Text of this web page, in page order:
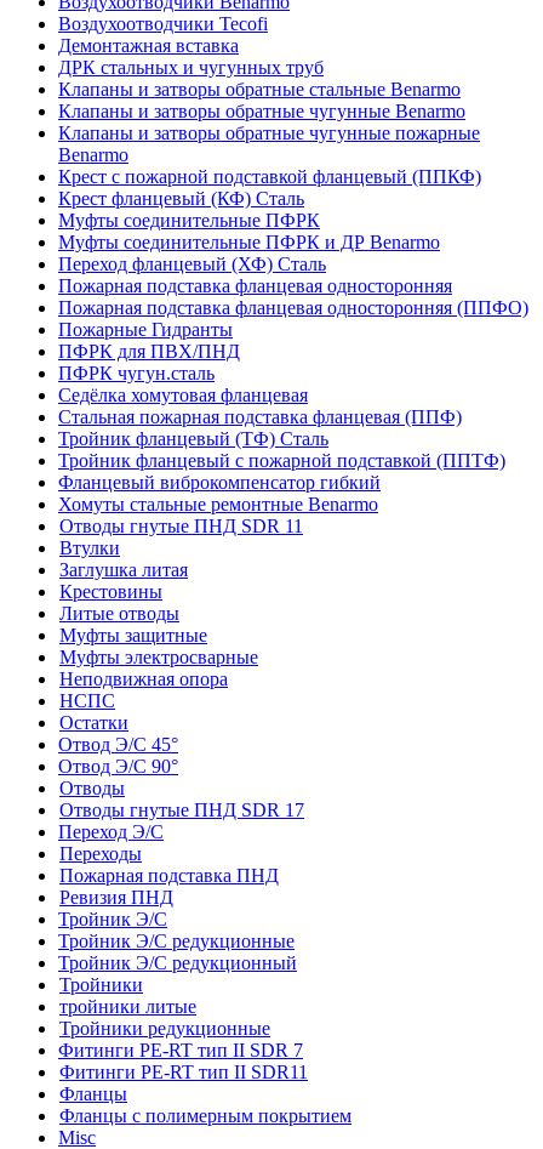
Воздухоотводчики Tecofi
Демонтажная вставка
ДРК стальных и чугунных труб
Клапаны и затворы обратные стальные Benarmo
Клапаны и затворы обратные чугунные Benarmo
Клапаны и затворы обратные чугунные пожарные
Benarmo
Крест с пожарной подставкой фланцевый (ППКФ)
Крест фланцевый (КФ) Сталь
Муфты соединительные ПФРК
Муфты соединительные ПФРК и ДР Benarmo
Переход фланцевый (ХФ) Сталь
Пожарная подставка фланцевая односторонняя
Пожарная подставка фланцевая односторонняя (ППФО)
Пожарные Гидранты
ПФРК для ПВХ/ПНД
ПФРК чугун.сталь
Седёлка хомутовая фланцевая
Стальная пожарная подставка фланцевая (ППФ)
Тройник фланцевый (ТФ) Сталь
Тройник фланцевый с пожарной подставкой (ППТФ)
Фланцевый виброкомпенсатор гибкий
Хомуты стальные ремонтные Benarmo
Отводы гнутые ПНД SDR 11
Втулки
Заглушка литая
Крестовины
Литые отводы
Муфты защитные
Муфты электросварные
Неподвижная опора
НСПС
Остатки
Отвод Э/С 45°
Отвод Э/С 90°
Отводы
Отводы гнутые ПНД SDR 17
Переход Э/С
Переходы
Пожарная подставка ПНД
Ревизия ПНД
Тройник Э/С
Тройник Э/С редукционные
Тройник Э/С редукционный
Тройники
тройники литые
Тройники редукционные
Фитинги PE-RT тип II SDR 7
Фитинги PE-RT тип II SDR11
Фланцы
Фланцы с полимерным покрытием
Misc